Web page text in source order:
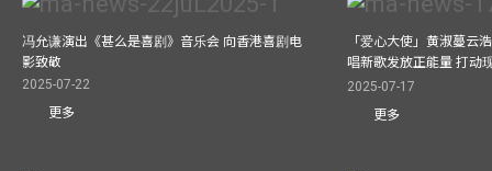
冯允谦演出《甚么是喜剧》音乐会 向香港喜剧电
影致敬
2025-07-22
更多
「爱心大使」黄淑蔓云
唱新歌发放正能量 打动
2025-07-17
更多